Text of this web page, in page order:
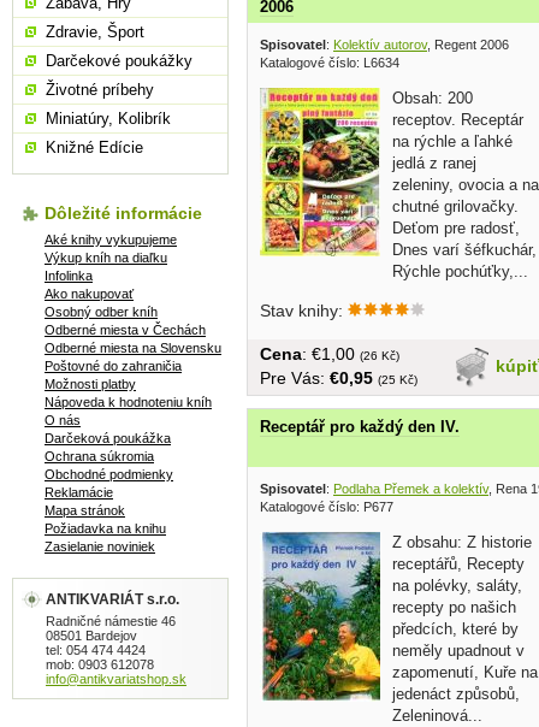
2006
Spisovatel : Kolektív autorov, Regent 2006
Katalogové číslo: L6634
Obsah: 200
receptov. Receptár
na rýchle a ľahké
jedlá z ranej
zeleniny, ovocia a na
chutné grilovačky.
Deťom pre radosť,
Dnes varí šéfkuchár,
Rýchle pochúťky,...
Stav knihy:
kúpiť
Cena: €1,00 (26 Kč)
Pre Vás: €0,95 (25 Kč)
Receptář pro každý den IV.
Spisovatel: Podlaha Přemek a kolektív, Rena
Katalogové číslo: P677
Z obsahu: Z historie
receptářů, Recepty
na polévky, saláty,
recepty po našich
předcích, které by
neměly upadnout v
zapomenutí, Kuře na
jedenáct způsobů,
Zeleninová...
Zdravie, Šport
Darčekové poukážky
Životné príbehy
Miniatúry, Kolibrík
Knižné Edície
Dôležité informácie
Aké knihy vykupujeme
Výkup kníh na diaľku
Infolinka
Ako nakupovať
Osobný odber kníh
Odberné miesta v Čechách
Odberné miesta na Slovensku
Poštovné do zahraničia
Možnosti platby
Nápoveda k hodnoteniu kníh
O nás
Darčeková poukážka
Ochrana súkromia
Obchodné podmienky
Reklamácie
Mapa stránok
Požiadavka na knihu
Zasielanie noviniek
ANTIKVARIÁT s.r.o.
Radničné námestie 46
08501 Bardejov
tel: 054 474 4424
mob: 0903 612078
info@antikvariatshop.sk